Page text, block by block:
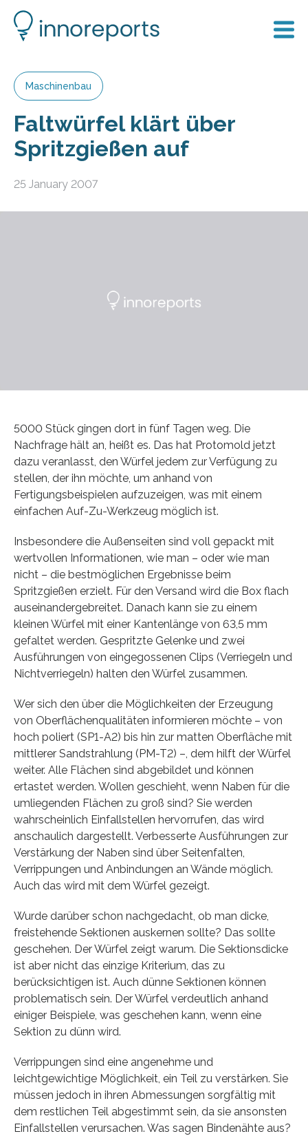
Maschinenbau
Faltwürfel klärt über
Spritzgießen auf
25 January 2007
5000 Stück gingen dort in fünf Tagen weg. Die
Nachfrage hält an, heißt es. Das hat Protomold jetzt
dazu veranlasst, den Würfel jedem zur Verfügung zu
stellen, der ihn möchte, um anhand von
Fertigungsbeispielen aufzuzeigen, was mit einem
einfachen Auf-Zu-Werkzeug möglich ist.
Insbesondere die Außenseiten sind voll gepackt mit
wertvollen Informationen, wie man – oder wie man
nicht – die bestmöglichen Ergebnisse beim
Spritzgießen erzielt. Für den Versand wird die Box flach
auseinandergebreitet. Danach kann sie zu einem
kleinen Würfel mit einer Kantenlänge von 63,5 mm
gefaltet werden. Gespritzte Gelenke und zwei
Ausführungen von eingegossenen Clips (Verriegeln und
Nichtverriegeln) halten den Würfel zusammen.
Wer sich den über die Möglichkeiten der Erzeugung
von Oberflächenqualitäten informieren möchte – von
hoch poliert (SP1-A2) bis hin zur matten Oberfläche mit
mittlerer Sandstrahlung (PM-T2) –, dem hilft der Würfel
weiter. Alle Flächen sind abgebildet und können
ertastet werden. Wollen geschieht, wenn Naben für die
umliegenden Flächen zu groß sind? Sie werden
wahrscheinlich Einfallstellen hervorrufen, das wird
anschaulich dargestellt. Verbesserte Ausführungen zur
Verstärkung der Naben sind über Seitenfalten,
Verrippungen und Anbindungen an Wände möglich.
Auch das wird mit dem Würfel gezeigt.
Wurde darüber schon nachgedacht, ob man dicke,
freistehende Sektionen auskernen sollte? Das sollte
geschehen. Der Würfel zeigt warum. Die Sektionsdicke
ist aber nicht das einzige Kriterium, das zu
berücksichtigen ist. Auch dünne Sektionen können
problematisch sein. Der Würfel verdeutlich anhand
einiger Beispiele, was geschehen kann, wenn eine
Sektion zu dünn wird.
Verrippungen sind eine angenehme und
leichtgewichtige Möglichkeit, ein Teil zu verstärken. Sie
müssen jedoch in ihren Abmessungen sorgfältig mit
dem restlichen Teil abgestimmt sein, da sie ansonsten
Einfallstellen verursachen. Was sagen Bindenähte aus?